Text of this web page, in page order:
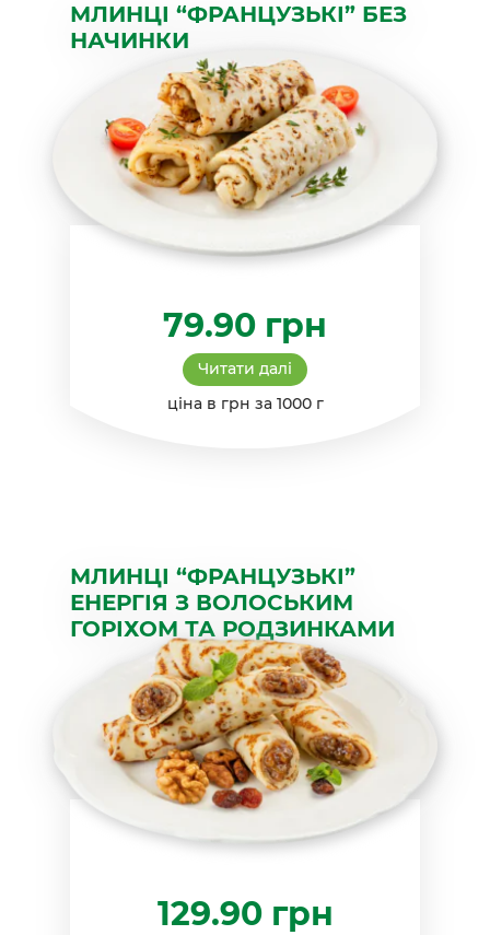
МЛИНЦІ “ФРАНЦУЗЬКІ” БЕЗ
НАЧИНКИ
79.90 грн
Читати далі
ціна в грн за 1000 г
МЛИНЦІ “ФРАНЦУЗЬКІ”
ЕНЕРГІЯ З ВОЛОСЬКИМ
ГОРІХОМ ТА РОДЗИНКАМИ
129.90грн